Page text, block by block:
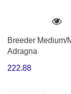
Breeder Medium/
Adragna
222.88